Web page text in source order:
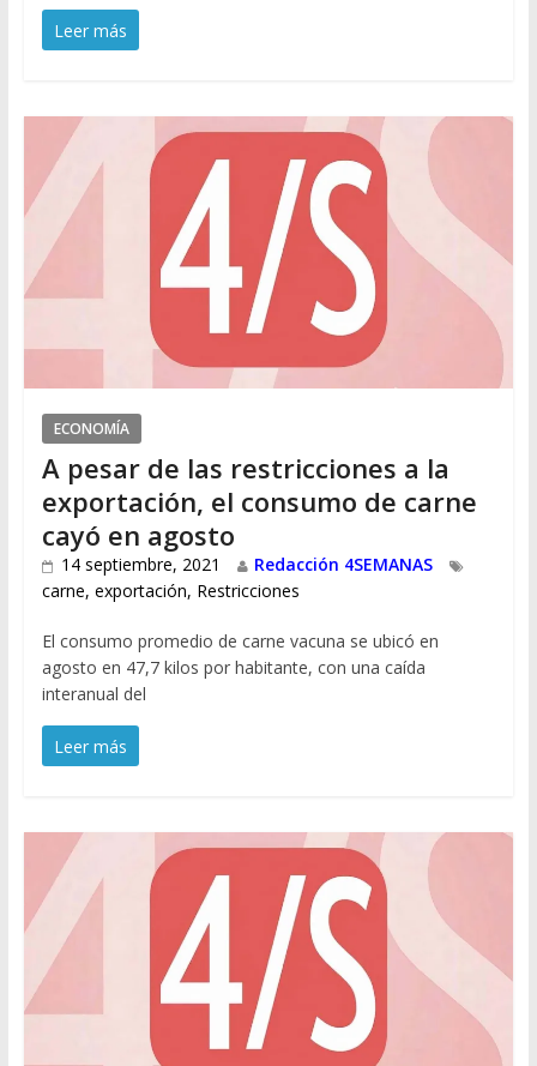
Leer más
ECONOMÍA
A pesar de las restricciones a la
exportación, el consumo de carne
cayó en agosto
14 septiembre, 2021
Redacción 4SEMANAS
carne, exportación, Restricciones
El consumo promedio de carne vacuna se ubicó en
agosto en 47,7 kilos por habitante, con una caída
interanual del
Leer más